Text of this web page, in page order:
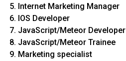
5. Internet Marketing Manager
6. IOS Developer
7. JavaScript/Meteor Developer
8. JavaScript/Meteor Trainee
9. Marketing specialist